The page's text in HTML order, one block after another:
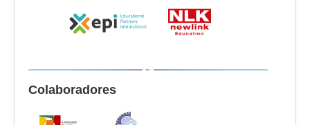
Colaboradores